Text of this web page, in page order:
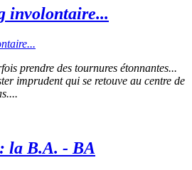
involontaire...
prendre des tournures étonnantes...
imprudent qui se retouve au centre de
la B.A. - BA